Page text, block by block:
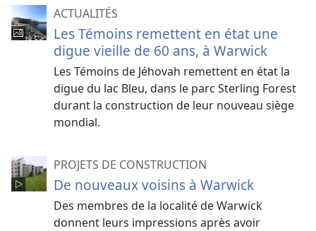
ACTUALITÉS
Les Témoins remettent en état une
digue vieille de 60 ans, à Warwick
Les Témoins de Jéhovah remettent en état la
digue du lac Bleu, dans le parc Sterling Forest
durant la construction de leur nouveau siège
mondial.
PROJETS DE CONSTRUCTION
De nouveaux voisins à Warwick
Des membres de la localité de Warwick
donnent leurs impressions après avoir